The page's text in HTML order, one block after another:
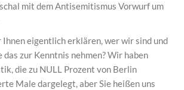
mit dem Antisemitismus Vorwurf um
eigentlich erklären, wer wir sind und
das zur Kenntnis nehmen? Wir haben
die zu NULL Prozent von Berlin
Male dargelegt, aber Sie heißen uns